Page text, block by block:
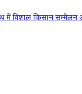
आयोजित